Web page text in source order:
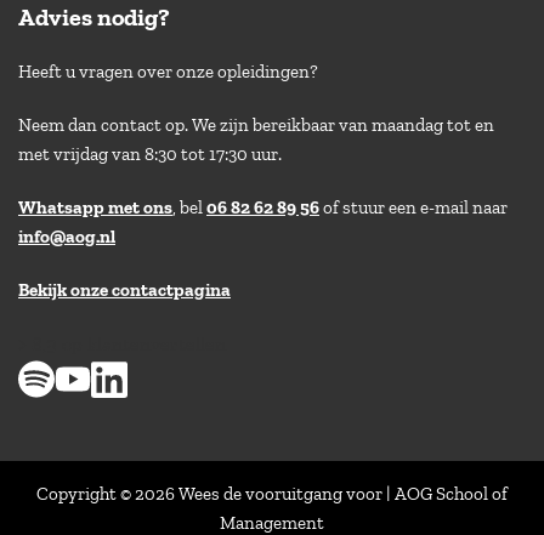
Advies nodig?
Heeft u vragen over onze opleidingen?
Neem dan contact op. We zijn bereikbaar van maandag tot en
met vrijdag van 8:30 tot 17:30 uur.
Whatsapp met ons, bel06 82 62 89 56of stuur een e-mail naar
info@aog.nl
Bekijk onze contactpagina
Copyright © 2026 Wees de vooruitgang voor | AOG School of
Management